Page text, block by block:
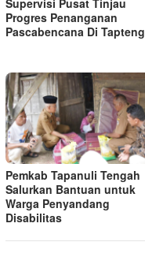
Supervisi Pusat Tinjau
Progres Penanganan
Pascabencana Di Tapteng
Pemkab Tapanuli Tengah
Salurkan Bantuan untuk
Warga Penyandang
Disabilitas